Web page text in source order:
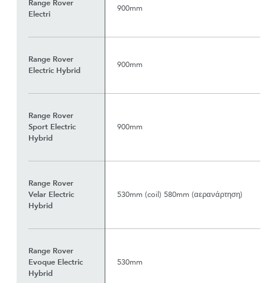
Range Rover
Electri
900mm
Range Rover
Electric Hybrid
900mm
Range Rover
Sport Electric
Hybrid
900mm
Range Rover
Velar Electric
Hybrid
530mm (coil) 580mm (αερανάρτηση)
Range Rover
Evoque Electric
Hybrid
530mm